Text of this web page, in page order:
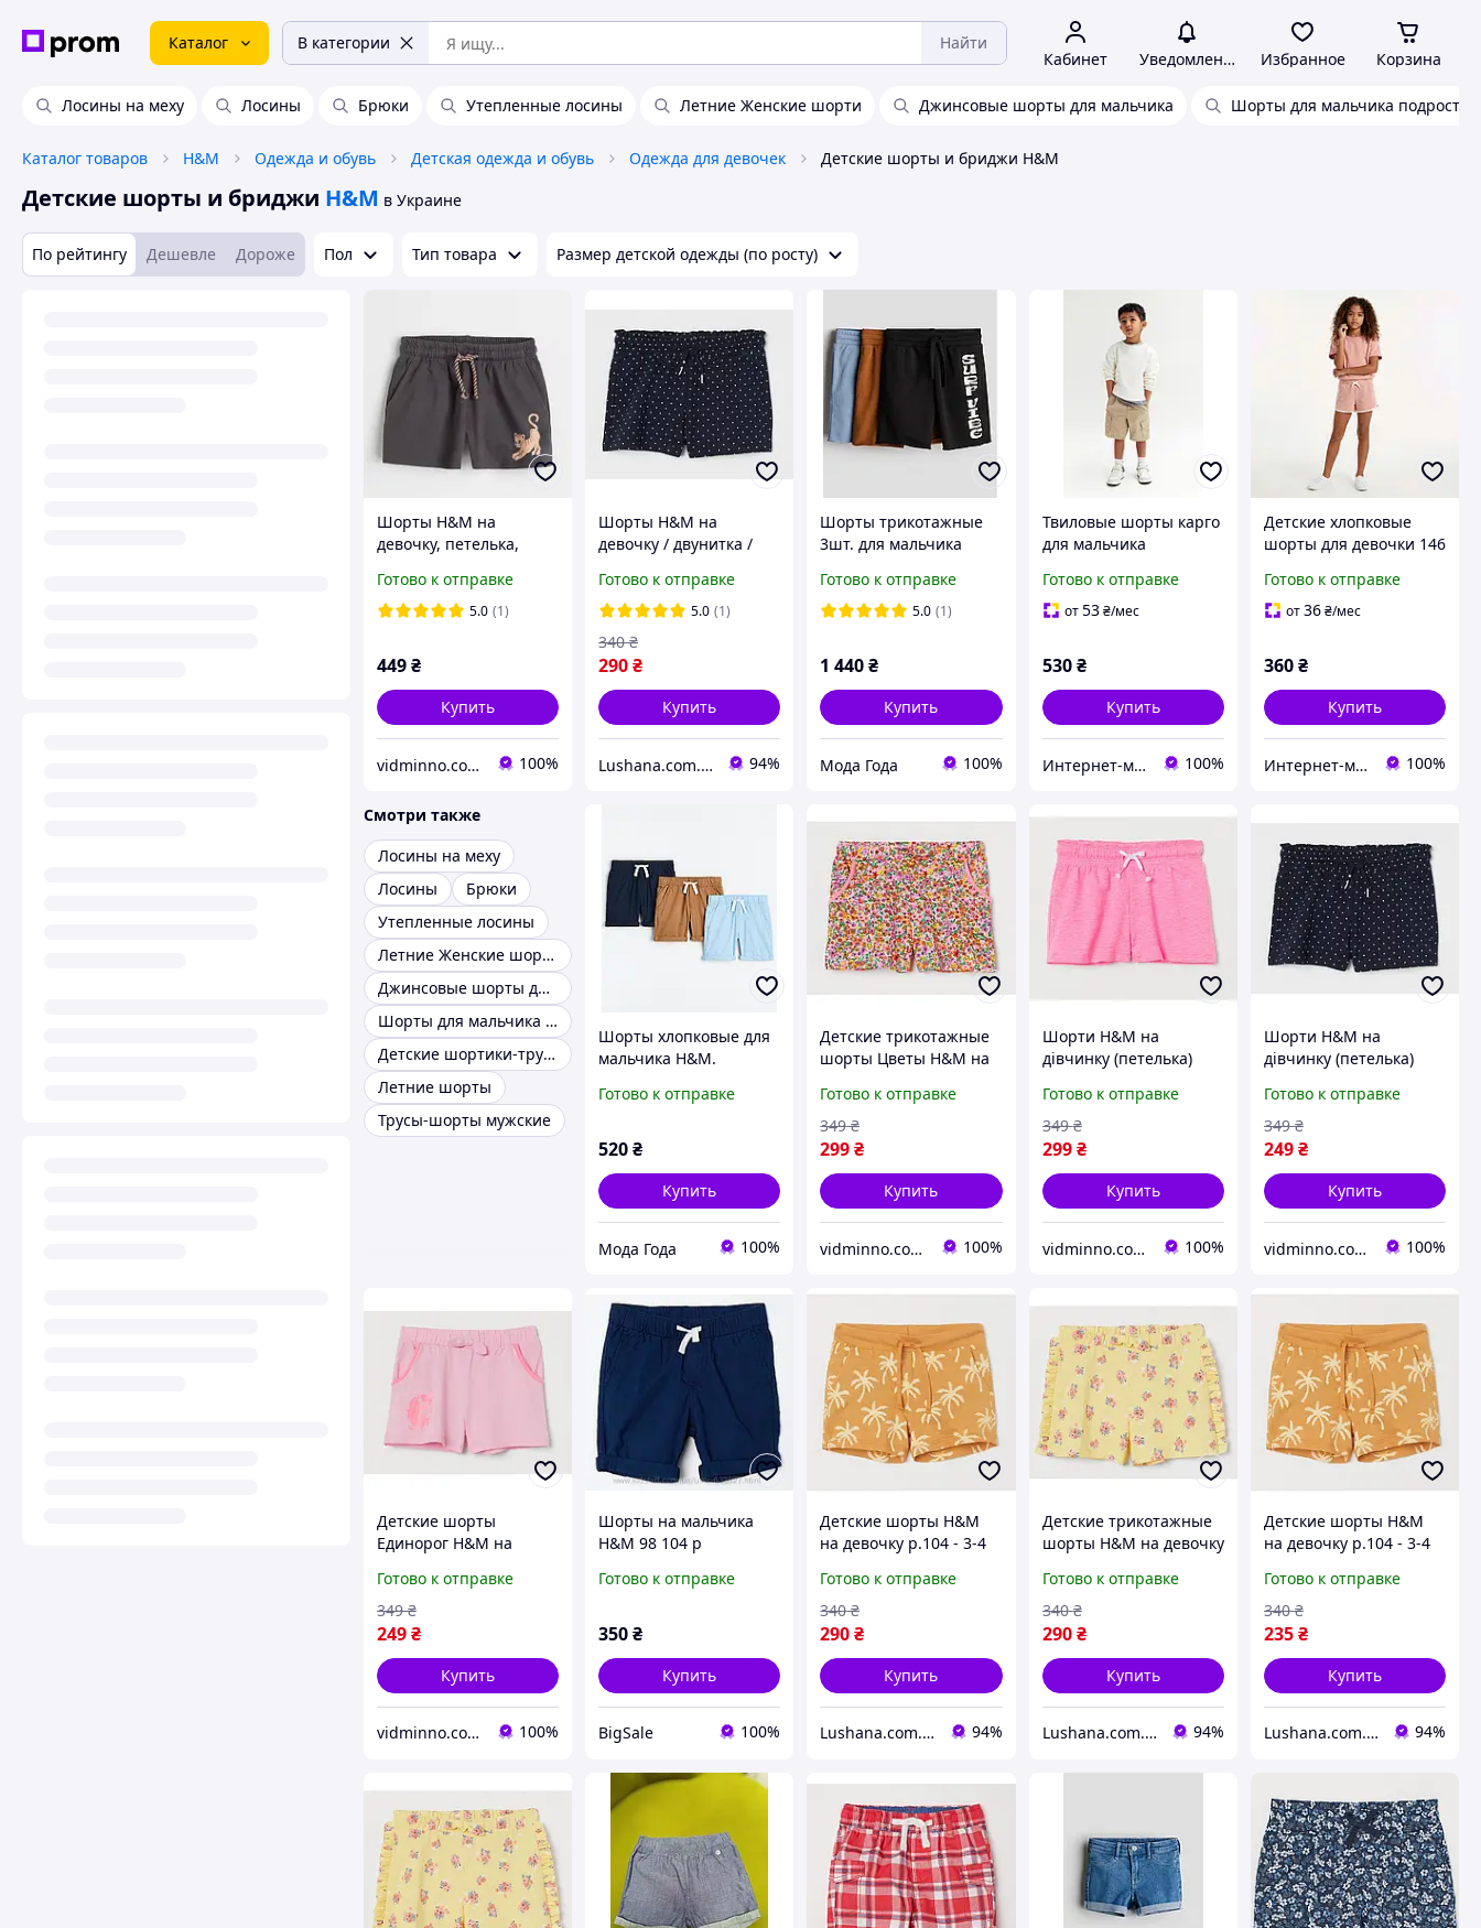
Каталог В категории Найти
Кабинет Уведомления Избранное Корзина
Лосины на меху Лосины Брюки Утепленные лосины Летние Женские шорти Джинсовые шорты для мальчика Шорты для мальчика подростка
Каталог товаров H&M Одежда и обувь Детская одежда и обувь Одежда для девочек Детские шорты и бриджи H&M
Детские шорты и бриджи H&M в Украине
По рейтингу Дешевле Дороже Пол Тип товара Размер детской одежды (по росту)
Шорты H&M на
девочку, петелька,
Готово к отправке
5.0 (1)
449₴
Купить
vidminno.com.ua - відмінний одяг для всієї родини 100%
Шорты H&M на
девочку / двунитка /
Готово к отправке
5.0 (1)
290₴
340 ₴
Купить
Lushana.com.ua 94%
Шорты трикотажные
3шт. для мальчика
Готово к отправке
5.0 (1)
1 440₴
Купить
Мода Года 100%
Твиловые шорты карго
для мальчика
Готово к отправке
от53 ₴/мес
530 ₴
Купить
Интернет-магазин "Детки" 100%
Детские хлопковые
шорты для девочки 146
Готово к отправке
от36₴/мес
360₴
Купить
Интернет-магазин "Детки" 100%
Смотри также
Лосины на меху
Лосины
Брюки
Утепленные лосины
Летние Женские шорти
Джинсовые шорты для мальчика
Шорты для мальчика подростка
Детские шортики-трусики для девочек
Летние шорты
Трусы-шорты мужские
Шорты хлопковые для
мальчика H&M.
Готово к отправке
520₴
Купить
Мода Года 100%
Детские трикотажные
шорты Цветы H&M на
р.98/104
Готово к отправке
299₴
349 ₴
Купить
vidminno.com.ua - відмінний одяг для всієї родини 100%
Шорти H&M на
дівчинку (петелька)
Готово к отправке
299 ₴
349 ₴
Купить
vidminno.com.ua - відмінний одяг для всієї родини 100%
Шорти H&M на
дівчинку (петелька)
Готово к отправке
249₴
349 ₴
Купить
vidminno.com.ua - відмінний одяг для всієї родини 100%
Детские шорты
Единорог H&M на
р.110/116
Готово к отправке
249₴
349 ₴
Купить
vidminno.com.ua - відмінний одяг для всієї родини 100%
Шорты на мальчика
H&M 98 104 р
Готово к отправке
350₴
Купить
BigSale 100%
Детские шорты H&M
на девочку р.104 - 3-4
Готово к отправке
290₴
340 ₴
Купить
Lushana.com.ua 94%
Детские трикотажные
шорты H&M на девочку
Готово к отправке
290 ₴
340 ₴
Купить
Lushana.com.ua 94%
Детские шорты H&M
на девочку р.104 - 3-4
Готово к отправке
235₴
340 ₴
Купить
Lushana.com.ua 94%